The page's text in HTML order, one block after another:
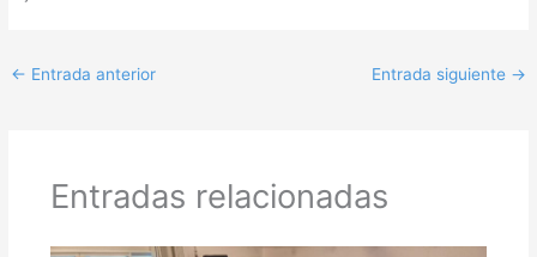
← Entrada anterior Entrada siguiente →
Entradas relacionadas